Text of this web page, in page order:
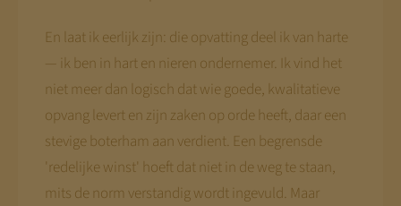
En laat ik eerlijk zijn: die opvatting deel ik van harte
— ik ben in hart en nieren ondernemer. Ik vind het
niet meer dan logisch dat wie goede, kwalitatieve
opvang levert en zijn zaken op orde heeft, daar een
stevige boterham aan verdient. Een begrensde
'redelijke winst' hoeft dat niet in de weg te staan,
mits de norm verstandig wordt ingevuld. Maar